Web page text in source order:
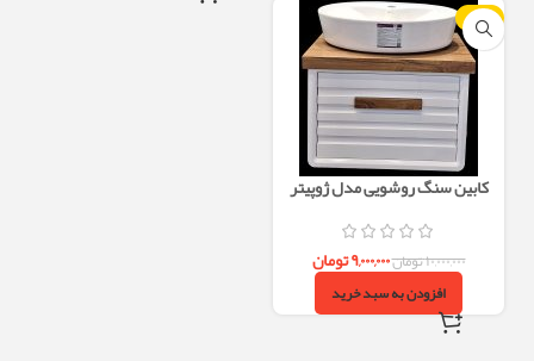
-10%
کابین سنگ روشویی مدل ژوپیتر
۱۰,۰۰۰,۰۰۰تومان۹,۰۰۰,۰۰۰تومان
افزودن به سبد خرید